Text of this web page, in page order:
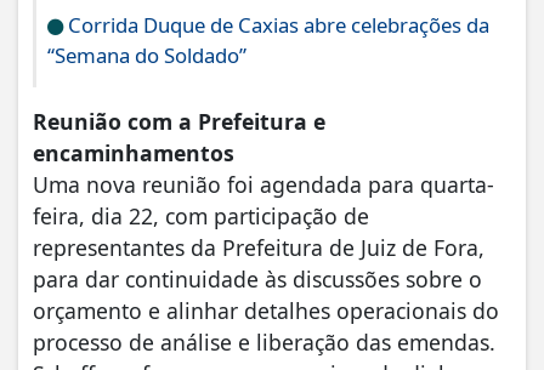
Corrida Duque de Caxias abre celebrações da
“Semana do Soldado”
Reunião com a Prefeitura e
encaminhamentos
Uma nova reunião foi agendada para quarta-
feira, dia 22, com participação de
representantes da Prefeitura de Juiz de Fora,
para dar continuidade às discussões sobre o
orçamento e alinhar detalhes operacionais do
processo de análise e liberação das emendas.